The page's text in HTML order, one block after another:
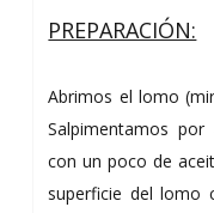
PREPARACIÓN:
Abrimos el lomo
Salpimentamos
con un poco de
superficie del lomo